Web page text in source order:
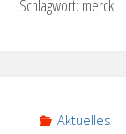
Schlagwort: merck
Aktuelles